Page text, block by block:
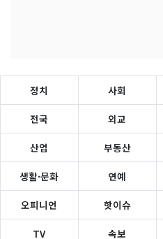
정치 사회
전국 외교
산업 부동산
생활·문화 연예
오피니언 핫이슈
TV 속보